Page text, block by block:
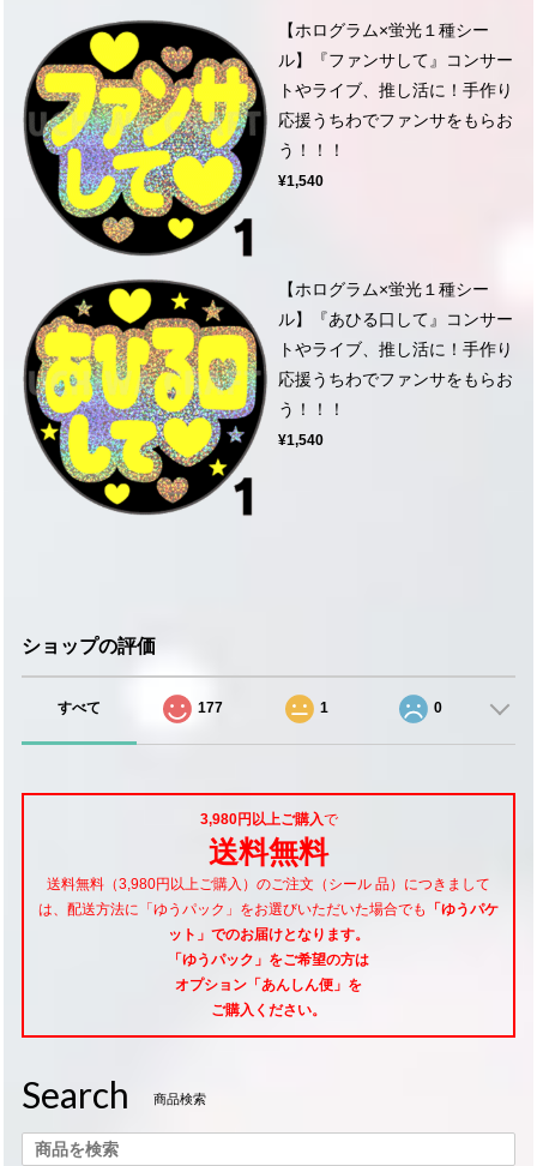
【ホログラム×蛍光１種シー
ル】『ファンサして』コンサー
トやライブ、推し活に！手作り
応援うちわでファンサをもらお
う！！！
¥1,540
【ホログラム×蛍光１種シー
ル】『あひる口して』コンサー
トやライブ、推し活に！手作り
応援うちわでファンサをもらお
う！！！
¥1,540
ショップの評価
すべて 177 1 0
3,980円以上ご購入で
送料無料
送料無料（3,980円以上ご購入）のご注文（シール 品）につきまして
は、配送方法に「ゆうパック」をお選びいただいた場合でも
「ゆうパケ
ット」でのお届けとなります。
「ゆうパック」をご希望の方は
オプション「あんしん便」 を
ご購入ください。
Search 商品検索